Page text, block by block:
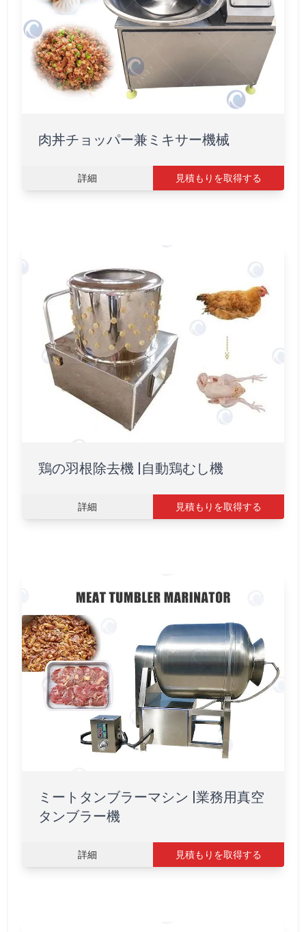
肉丼チョッパー兼ミキサー機械
詳細 見積もりを取得する
鶏の羽根除去機 |自動鶏むし機
詳細 見積もりを取得する
ミートタンブラーマシン |業務用真空
タンブラー機
詳細 見積もりを取得する